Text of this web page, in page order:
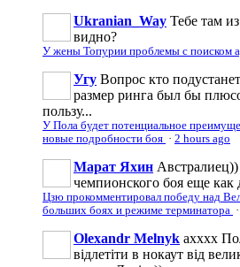
Ukranian_Way Тебе там
видно?
У жены Топурии проблемы с
Угу Вопрос кто
размер ринга был бы
пользу...
У Пола будет потенциальное
новые подробности боя · 2 hours ago
Марат Яхин
чемпионского боя еще
Цзю прокомментировал победу над
больших боях и режиме терминатора ·
Olexandr Melnyk ахххх
відлетіти в нокаут від